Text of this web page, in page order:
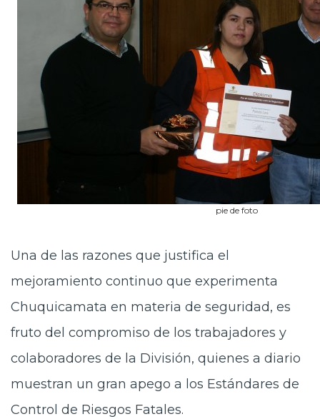
pie de foto
Una de las razones que justifica el
mejoramiento continuo que experimenta
Chuquicamata en materia de seguridad, es
fruto del compromiso de los trabajadores y
colaboradores de la División, quienes a diario
muestran un gran apego a los Estándares de
Control de Riesgos Fatales.